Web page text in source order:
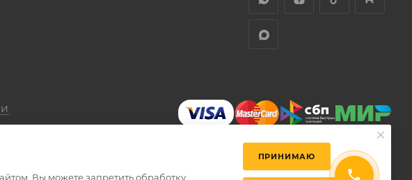
Вы можете запретить обработку
ПРИНИМАЮ